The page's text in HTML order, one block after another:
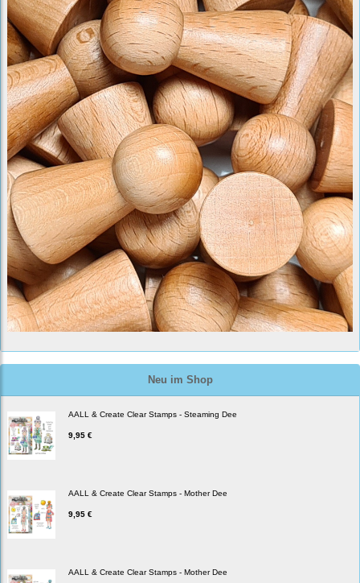
Neu im Shop
AALL & Create Clear Stamps - Steaming Dee
9,95 €
AALL & Create Clear Stamps - Mother Dee
9,95 €
AALL & Create Clear Stamps - Mother Dee